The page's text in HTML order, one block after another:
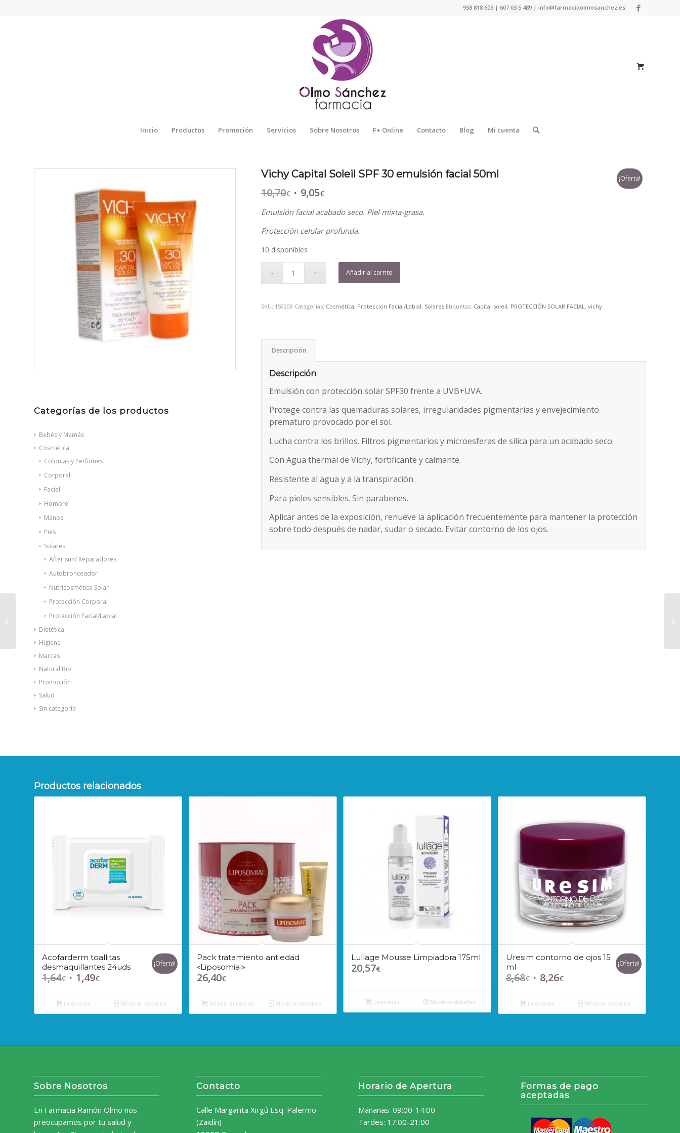
958 818 603 | 607 03 5 489 | info@farmaciaolmosanchez.es
Inicio Productos Promoción Servicios Sobre Nosotros F+ Online Contacto Blog Mi cuenta
¡Oferta!
Categorías de los productos
Bebés y Mamás
Cosmética
Colonias y Perfumes
Corporal
Facial
Hombre
Manos
Pies
Solares
After sun/ Reparadores
Autobronceador
Nutricosmética Solar
Protección Corporal
Protección Facial/Labial
Dietética
Higiene
Marcas
Natural Bio
Promoción
Salud
Sin categoría
Vichy Capital Soleil SPF 30 emulsión facial 50ml
10,70€ El
original
era:
9,05€El
actual
es:
Emulsión facial acabado seco. Piel mixta-grasa.
Protección celular profunda.
10 disponibles
Añadir al carrito
SKU: 159209 Categorías: Cosmética, Protección Facial/Labial, Solares Etiquetas: Capital soleil, PROTECCIÓN SOLAR FACIAL ,vichy
Descripción
Descripción
Emulsión con protección solar SPF30 frente a UVB+UVA.
Protege contra las quemaduras solares, irregularidades pigmentarias y envejecimiento
prematuro provocado por el sol.
Lucha contra los brillos. Filtros pigmentarios y microesferas de silica para un acabado seco.
Con Agua thermal de Vichy, fortificante y calmante.
Resistente al agua y a la transpiración.
Para pieles sensibles. Sin parabenes.
Aplicar antes de la exposición, renueve la aplicación frecuentemente para mantener la protección
sobre todo después de nadar, sudar o secado. Evitar contorno de los ojos.
Productos relacionados
Acofarderm toallitas
desmaquillantes 24uds
1,64€ El
original
era:
1,49€El
actual
es:
¡Oferta!
Leer más Mostrar detalles
Pack tratamiento antiedad
«Liposomial»
26,40€
Añadir al carrito Mostrar detalles
Lullage Mousse Limpiadora 175ml
20,57€
Leer más Mostrar detalles
Uresim contorno de ojos 15
ml
8,68€ El
original
era:
8,26€El
actual
es:
¡Oferta!
Leer más Mostrar detalles
Sobre Nosotros
En Farmacia Ramón Olmo nos
preocupamos por tu salud y
Contacto
Calle Margarita Xirgú Esq. Palermo
(Zaidín)
Horario de Apertura
Mañanas: 09:00-14:00
Tardes: 17:00-21:00
Formas de pago
aceptadas
20 leche-gel 150ml 2
Envases